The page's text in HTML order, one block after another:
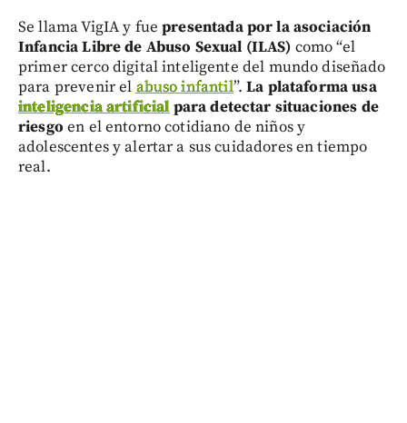
Se llama VigIA y fuepresentada por la asociación
Infancia Libre de Abuso Sexual (ILAS) como “el
primer cerco digital inteligente del mundo diseñado
para prevenir el abuso infantil”.La plataforma usa
inteligencia artificialpara detectar situaciones de
riesgo en el entorno cotidiano de niños y
adolescentes y alertar a sus cuidadores en tiempo
real.